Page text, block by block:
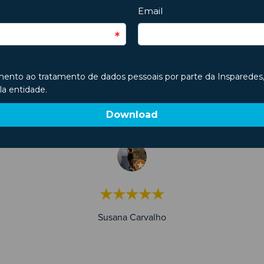
"Bom atendimento e boas instalações. Recomendo"
★★★★★
Susana Carvalho